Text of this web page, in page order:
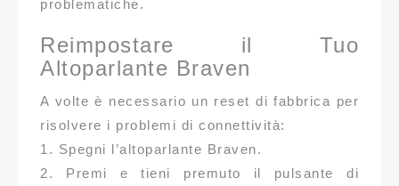
problematiche.
Reimpostare il Tuo
Altoparlante Braven
A volte è necessario un reset di fabbrica per
risolvere i problemi di connettività:
1. Spegni l’altoparlante Braven.
2. Premi e tieni premuto il pulsante di